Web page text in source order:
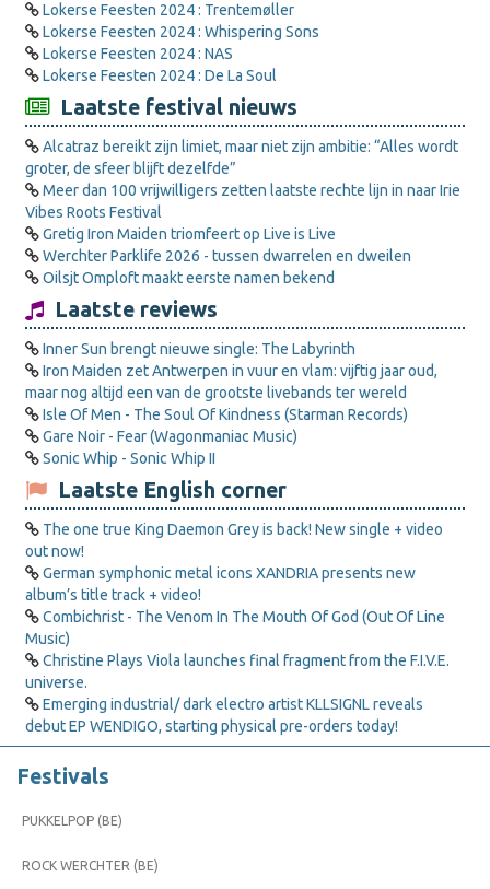
Lokerse Feesten 2024 : Trentemøller
Lokerse Feesten 2024 : Whispering Sons
Lokerse Feesten 2024 : NAS
Lokerse Feesten 2024 : De La Soul
Laatste festival nieuws
Alcatraz bereikt zijn limiet, maar niet zijn ambitie: “Alles wordt
groter, de sfeer blijft dezelfde”
Meer dan 100 vrijwilligers zetten laatste rechte lijn in naar Irie
Vibes Roots Festival
Gretig Iron Maiden triomfeert op Live is Live
Werchter Parklife 2026 - tussen dwarrelen en dweilen
Oilsjt Omploft maakt eerste namen bekend
Laatste reviews
Inner Sun brengt nieuwe single: The Labyrinth
Iron Maiden zet Antwerpen in vuur en vlam: vijftig jaar oud,
maar nog altijd een van de grootste livebands ter wereld
Isle Of Men - The Soul Of Kindness (Starman Records)
Gare Noir - Fear (Wagonmaniac Music)
Sonic Whip - Sonic Whip II
Laatste English corner
The one true King Daemon Grey is back! New single + video
out now!
German symphonic metal icons XANDRIA presents new
album’s title track + video!
Combichrist - The Venom In The Mouth Of God (Out Of Line
Music)
Christine Plays Viola launches final fragment from the F.I.V.E.
universe.
Emerging industrial/ dark electro artist KLLSIGNL reveals
debut EP WENDIGO, starting physical pre-orders today!
Festivals
PUKKELPOP (BE)
ROCK WERCHTER (BE)